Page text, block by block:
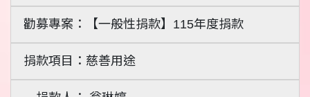
【一般性捐款】115年度捐款
慈善用途